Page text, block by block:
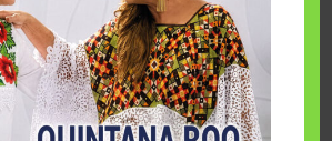
y Make-A-Wish México unieron
realidad el deseo de una …